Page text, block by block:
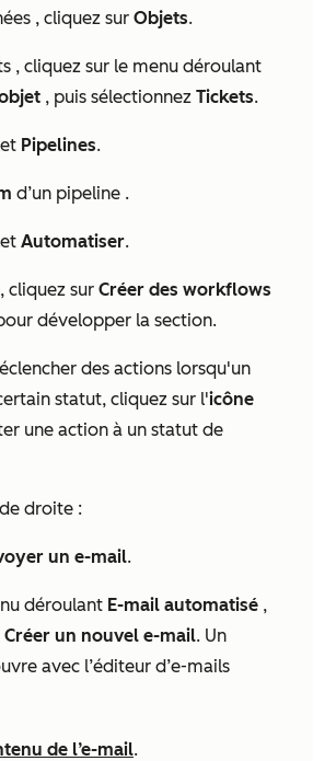
, cliquez sur Objets.
, cliquez sur le menu déroulant
, puis sélectionnez Tickets.
Pipelines.
d’un pipeline .
Automatiser.
cliquez sur Créer des workflows
développer la section.
des actions lorsqu'un
statut, cliquez sur l'icône
une action à un statut de
droite :
un e-mail.
déroulant E-mail automatisé ,
Créer un nouvel e-mail. Un
avec l’éditeur d’e-mails
de l’e-mail.